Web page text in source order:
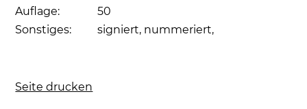
Auflage:
50
Sonstiges:
signiert, nummeriert,
Seite drucken